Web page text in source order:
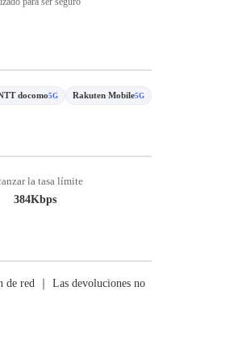
docomo5G Rakuten Mobile5G
la tasa límite
384Kbps
de red ｜ Las devoluciones no